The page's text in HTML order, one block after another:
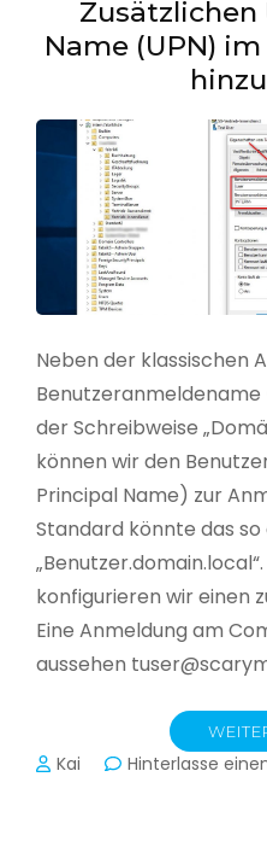
Zusätzlichen
Name (UPN)
Neben der klassischen
der Schreibweise
können wir den
Principal Name) zur
Standard könnte das so
konfigurieren wir einen
Eine Anmeldung am
aussehen
Kai Hinterlasse